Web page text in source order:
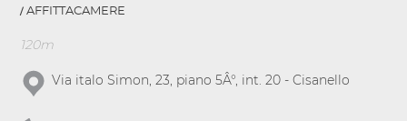
AFFITTACAMERE
120m
Via italo Simon, 23, piano 5Â°, int. 20 - Cisanello